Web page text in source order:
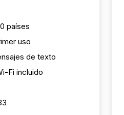
países
uso
de texto
Fi incluido